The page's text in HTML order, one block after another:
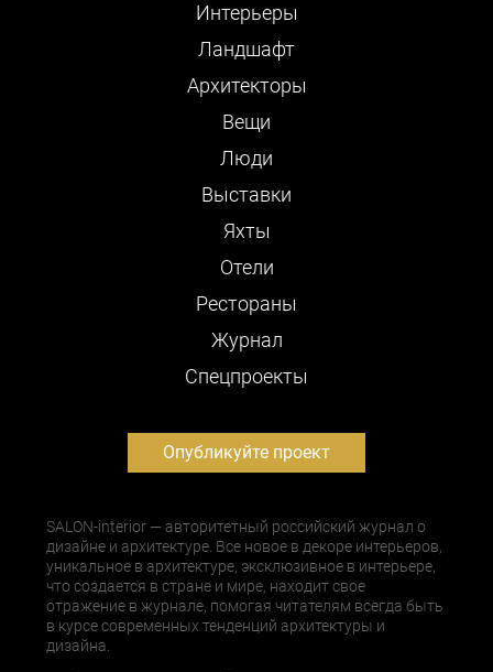
Интерьеры
Ландшафт
Архитекторы
Вещи
Люди
Выставки
Яхты
Отели
Рестораны
Журнал
Cпецпроекты
Опубликуйте проект
SALON-interior — авторитетный российский журнал о
дизайне и архитектуре. Все новое в декоре интерьеров,
уникальное в архитектуре, эксклюзивное в интерьере,
что создается в стране и мире, находит свое
отражение в журнале, помогая читателям всегда быть
в курсе современных тенденций архитектуры и
дизайна.